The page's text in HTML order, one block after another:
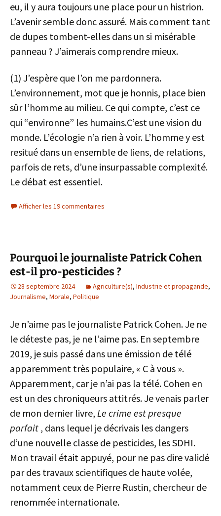
eu, il y aura toujours une place pour un histrion.
L’avenir semble donc assuré. Mais comment tant
de dupes tombent-elles dans un si misérable
panneau ? J’aimerais comprendre mieux.
(1) J’espère que l’on me pardonnera.
L’environnement, mot que je honnis, place bien
sûr l’homme au milieu. Ce qui compte, c’est ce
qui “environne” les humains.C’est une vision du
monde. L’écologie n’a rien à voir. L’homme y est
resitué dans un ensemble de liens, de relations,
parfois de rets, d’une insurpassable complexité.
Le débat est essentiel.
Afficher les 19 commentaires
Pourquoi le journaliste Patrick Cohen
est-il pro-pesticides ?
28 septembre 2024 Agriculture(s), Industrie et propagande,
Journalisme, Morale, Politique
Je n’aime pas le journaliste Patrick Cohen. Je ne
le déteste pas, je ne l’aime pas. En septembre
2019, je suis passé dans une émission de télé
apparemment très populaire, « C à vous ».
Apparemment, car je n’ai pas la télé. Cohen en
est un des chroniqueurs attitrés. Je venais parler
de mon dernier livre, Le crime est presque
parfait , dans lequel je décrivais les dangers
d’une nouvelle classe de pesticides, les SDHI.
Mon travail était appuyé, pour ne pas dire validé
par des travaux scientifiques de haute volée,
notamment ceux de Pierre Rustin, chercheur de
renommée internationale.